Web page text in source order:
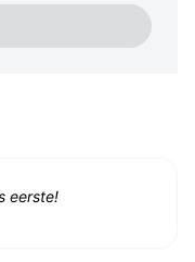
eerste!